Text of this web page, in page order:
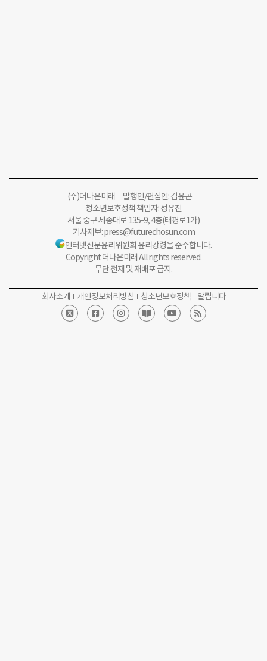
(주)더나은미래 발행인/편집인: 김윤곤
청소년보호정책 책임자: 정유진
서울 중구 세종대로 135-9, 4층(태평로1가)
기사제보:press@futurechosun.com
인터넷신문윤리위원회 윤리강령을 준수합니다.
Copyright 더나은미래 All rights reserved.
무단 전재 및 재배포 금지.
회사소개 개인정보처리방침 청소년보호정책 알립니다